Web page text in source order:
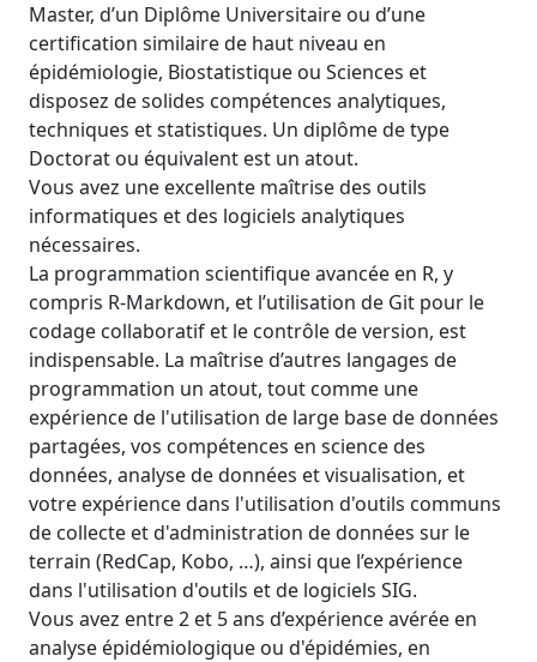
Master, d’un Diplôme Universitaire ou d’une
certification similaire de haut niveau en
épidémiologie, Biostatistique ou Sciences et
disposez de solides compétences analytiques,
techniques et statistiques. Un diplôme de type
Doctorat ou équivalent est un atout.
Vous avez une excellente maîtrise des outils
informatiques et des logiciels analytiques
nécessaires.
La programmation scientifique avancée en R, y
compris R-Markdown, et l’utilisation de Git pour le
codage collaboratif et le contrôle de version, est
indispensable. La maîtrise d’autres langages de
programmation un atout, tout comme une
expérience de l'utilisation de large base de données
partagées, vos compétences en science des
données, analyse de données et visualisation, et
votre expérience dans l'utilisation d'outils communs
de collecte et d'administration de données sur le
terrain (RedCap, Kobo, …), ainsi que l’expérience
dans l'utilisation d'outils et de logiciels SIG.
Vous avez entre 2 et 5 ans d’expérience avérée en
analyse épidémiologique ou d'épidémies, en